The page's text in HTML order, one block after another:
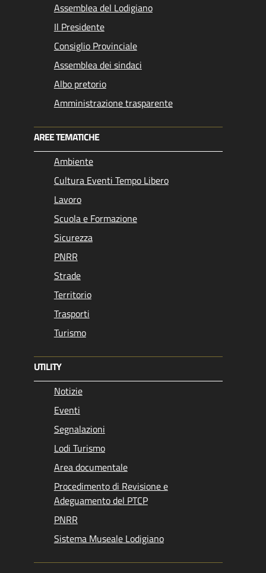
Assemblea del Lodigiano
Il Presidente
Consiglio Provinciale
Assemblea dei sindaci
Albo pretorio
Amministrazione trasparente
AREE TEMATICHE
Ambiente
Cultura Eventi Tempo Libero
Lavoro
Scuola e Formazione
Sicurezza
PNRR
Strade
Territorio
Trasporti
Turismo
UTILITY
Notizie
Eventi
Segnalazioni
Lodi Turismo
Area documentale
Procedimento di Revisione e
Adeguamento del PTCP
PNRR
Sistema Museale Lodigiano